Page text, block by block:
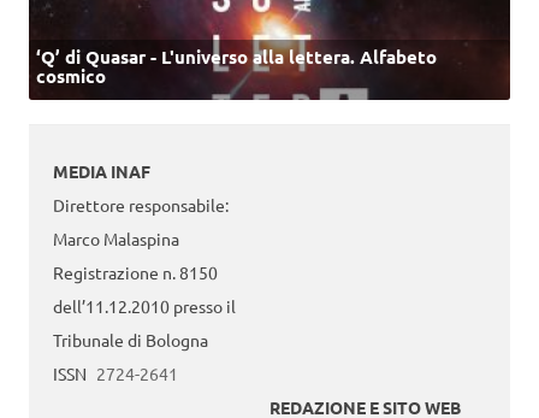
‘Q’ di Quasar - L'universo alla lettera. Alfabeto
cosmico
MEDIA INAF
Direttore responsabile:
Marco Malaspina
Registrazione n. 8150
dell’11.12.2010 presso il
Tribunale di Bologna
ISSN 2724-2641
REDAZIONE E SITO WEB